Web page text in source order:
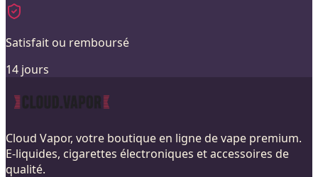
Satisfait ou remboursé
14 jours
Cloud Vapor, votre boutique en ligne de vape premium.
E-liquides, cigarettes électroniques et accessoires de
qualité.